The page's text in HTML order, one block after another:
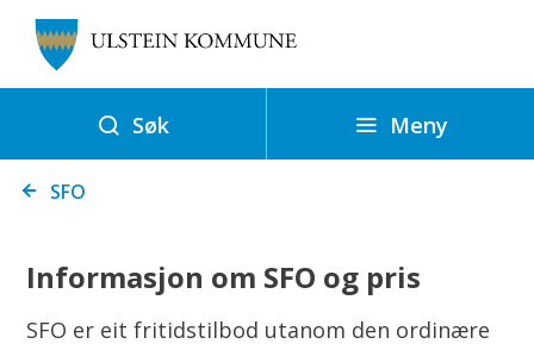
s
e
k
o
m
Søk Meny
Du SFO
Informasjon om SFO og pris
SFO er eit fritidstilbod utanom den ordinære